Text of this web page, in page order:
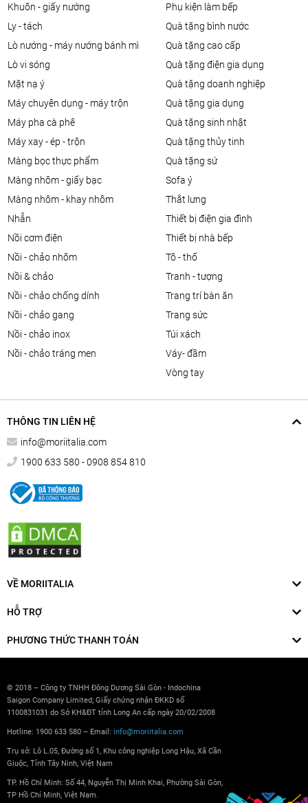
khuôn - giấy nướng
ly - tách
lò nướng - máy nướng bánh mì
lò vi sóng
mặt nạ ý
máy chuyên dụng - máy trộn
máy pha cà phê
máy xay - ép - trộn
màng bọc thực phẩm
màng nhôm - giấy bạc
màng nhôm - khay nhôm
nhẫn
nồi cơm điện
nồi - chảo nhôm
nồi & chảo
nồi - chảo chống dính
nồi - chảo gang
nồi - chảo inox
nồi - chảo tráng men
phụ kiện làm bếp
quà tặng bình nước
quà tặng cao cấp
quà tặng điện gia dụng
quà tặng doanh nghiệp
quà tặng gia dụng
quà tặng sinh nhật
quà tặng thủy tinh
quà tặng sứ
sofa ý
thắt lưng
thiết bị điện gia đình
thiết bị nhà bếp
tô - thố
tranh - tượng
trang trí bàn ăn
trang sức
túi xách
váy- đầm
vòng tay
THÔNG TIN LIÊN HỆ
info@moriitalia.com
1900 633 580 - 0908 854 810
VỀ MORIITALIA
HỖ TRỢ
PHƯƠNG THỨC THANH TOÁN
© 2018 – Công ty TNHH Đông Dương Sài Gòn - Indochina
Saigon Company Limited; Giấy chứng nhận ĐKKD số
1100831031 do Sở KH&ĐT tỉnh Long An cấp ngày 20/02/2008
Hotline: 1900 633 580 – Email: info@moriitalia.com
Trụ sở: Lô L.05, Đường số 1, Khu công nghiệp Long Hậu, Xã Cần
Giuộc, Tỉnh Tây Ninh, Việt Nam
TP. Hồ Chí Minh: Số 44, Nguyễn Thị Minh Khai, Phường Sài Gòn,
TP Hồ Chí Minh, Việt Nam.